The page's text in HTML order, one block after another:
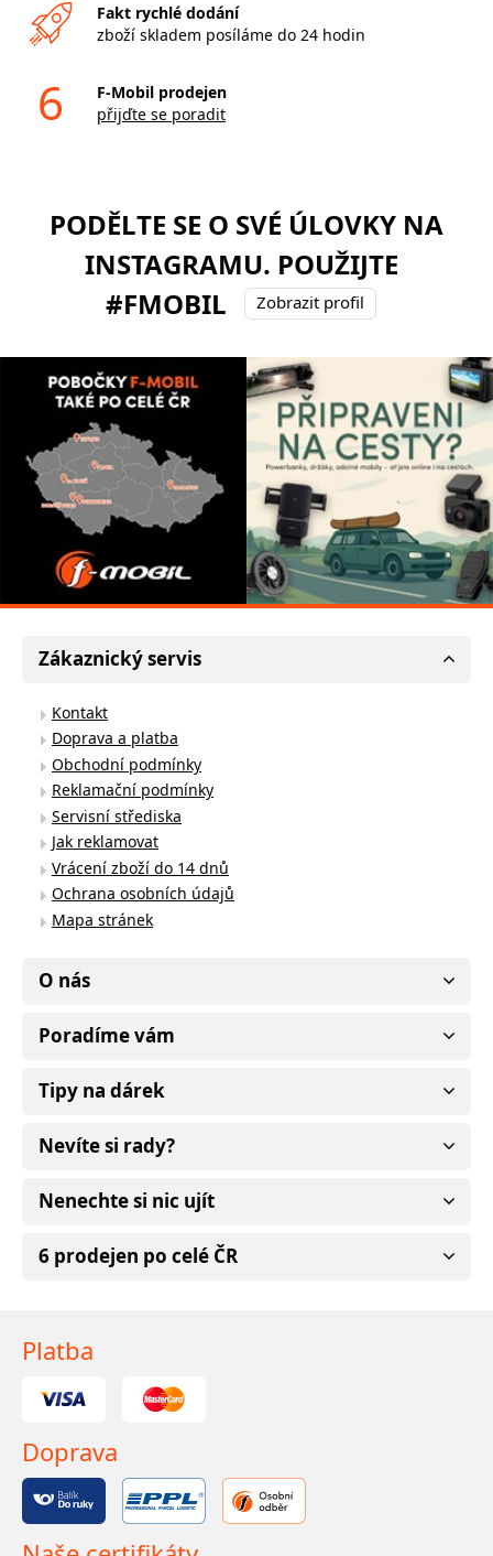
Fakt rychlé dodání
zboží skladem posíláme do 24 hodin
6
F-Mobil prodejen
přijďte se poradit
PODĚLTE SE O SVÉ ÚLOVKY NA
INSTAGRAMU. POUŽIJTE
#FMOBIL
Zobrazit profil
Zákaznický servis
Kontakt
Doprava a platba
Obchodní podmínky
Reklamační podmínky
Servisní střediska
Jak reklamovat
Vrácení zboží do 14 dnů
Ochrana osobních údajů
Mapa stránek
O nás
Poradíme vám
Tipy na dárek
Nevíte si rady?
Nenechte si nic ujít
6 prodejen po celé ČR
Platba
Doprava